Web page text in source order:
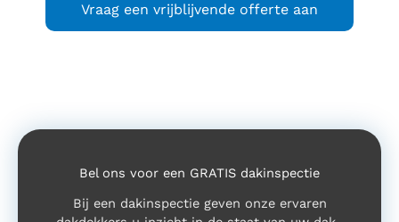
Vraag een vrijblijvende offerte aan
Bel ons voor een GRATIS dakinspectie
Bij een dakinspectie geven onze ervaren